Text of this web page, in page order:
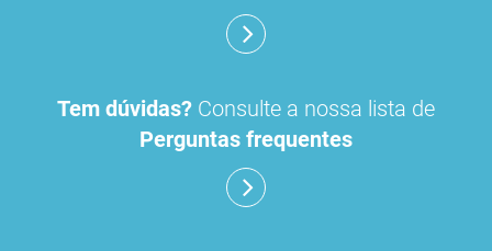
Tem dúvidas? Consulte a nossa lista de
Perguntas frequentes